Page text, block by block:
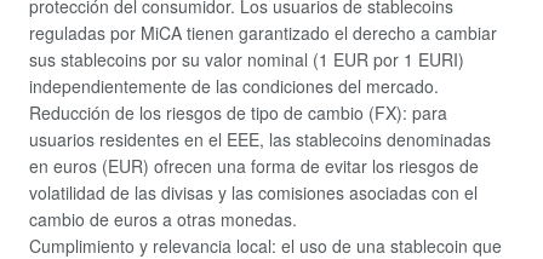
protección del consumidor. Los usuarios de stablecoins
reguladas por MiCA tienen garantizado el derecho a cambiar
sus stablecoins por su valor nominal (1 EUR por 1 EURI)
independientemente de las condiciones del mercado.
Reducción de los riesgos de tipo de cambio (FX): para
usuarios residentes en el EEE, las stablecoins denominadas
en euros (EUR) ofrecen una forma de evitar los riesgos de
volatilidad de las divisas y las comisiones asociadas con el
cambio de euros a otras monedas.
Cumplimiento y relevancia local: el uso de una stablecoin que